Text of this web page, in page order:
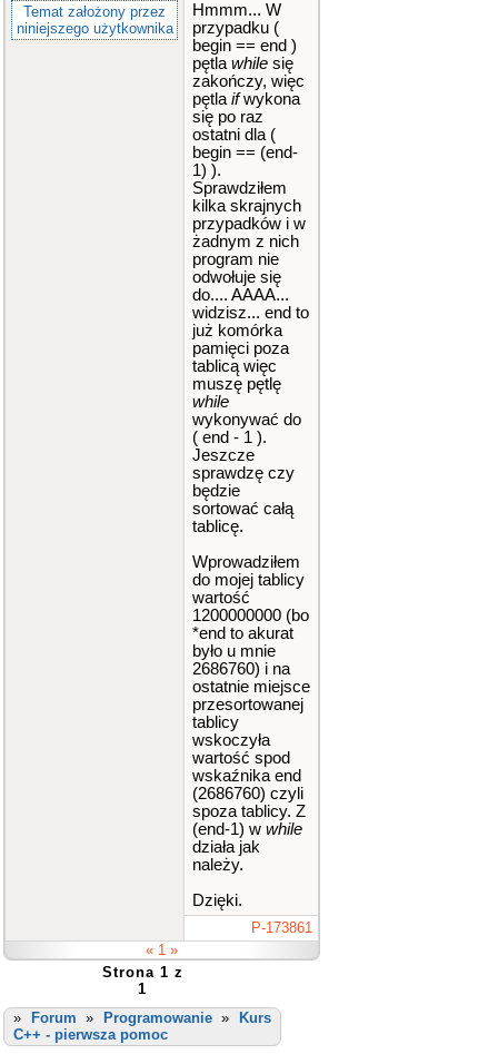
Temat założony przez
niniejszego użytkownika
Hmmm... W
przypadku (
begin == end )
pętla while się
zakończy, więc
pętla ifwykona
się po raz
ostatni dla (
begin == (end-
1) ).
Sprawdziłem
kilka skrajnych
przypadków i w
żadnym z nich
program nie
odwołuje się
do.... AAAA...
widzisz... end to
już komórka
pamięci poza
tablicą więc
muszę pętlę
while
wykonywać do
( end - 1 ).
Jeszcze
sprawdzę czy
będzie
sortować całą
tablicę.
Wprowadziłem
do mojej tablicy
wartość
1200000000 (bo
*end to akurat
było u mnie
2686760) i na
ostatnie miejsce
przesortowanej
tablicy
wskoczyła
wartość spod
wskaźnika end
(2686760) czyli
spoza tablicy. Z
(end-1) w while
działa jak
należy.
Dzięki.
P-173861
« 1 »
Strona 1 z
1
»
Forum » Programowanie»
Kurs
C++ - pierwsza pomoc